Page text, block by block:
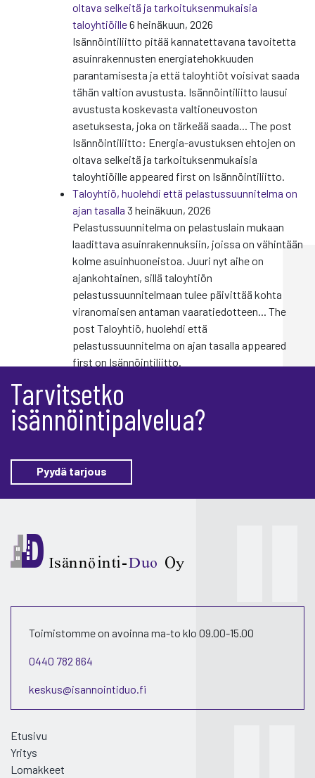
oltava selkeitä ja tarkoituksenmukaisia
taloyhtiöille6 heinäkuun, 2026
Isännöintiliitto pitää kannatettavana tavoitetta
asuinrakennusten energiatehokkuuden
parantamisesta ja että taloyhtiöt voisivat saada
tähän valtion avustusta. Isännöintiliitto lausui
avustusta koskevasta valtioneuvoston
asetuksesta, joka on tärkeää saada... The post
Isännöintiliitto: Energia-avustuksen ehtojen on
oltava selkeitä ja tarkoituksenmukaisia
taloyhtiöille appeared first on Isännöintiliitto.
Taloyhtiö, huolehdi että pelastussuunnitelma on
ajan tasalla 3 heinäkuun, 2026
Pelastussuunnitelma on pelastuslain mukaan
laadittava asuinrakennuksiin, joissa on vähintään
kolme asuinhuoneistoa. Juuri nyt aihe on
ajankohtainen, sillä taloyhtiön
pelastussuunnitelmaan tulee päivittää kohta
viranomaisen antaman vaaratiedotteen... The
post Taloyhtiö, huolehdi että
pelastussuunnitelma on ajan tasalla appeared
first on Isännöintiliitto.
Tarvitsetko
isännöintipalvelua?
Pyydä tarjous
Toimistomme on avoinna ma-to klo 09.00-15.00
0440 782 864
keskus@isannointiduo.fi
Etusivu
Yritys
Lomakkeet